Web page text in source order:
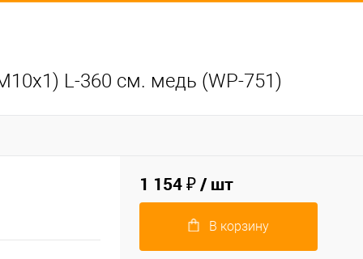
L-360 см. медь (WP-751)
1 154 ₽/ шт
В корзину